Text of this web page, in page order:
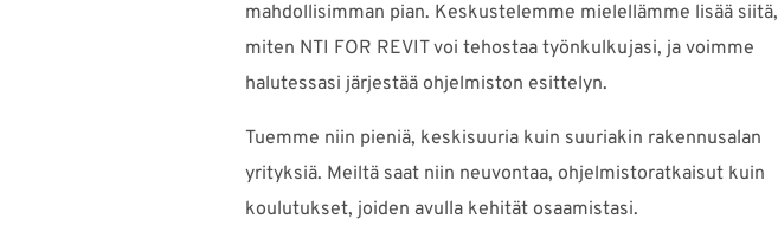
mahdollisimman pian. Keskustelemme mielellämme lisää siitä,
miten NTI FOR REVIT voi tehostaa työnkulkujasi, ja voimme
halutessasi järjestää ohjelmiston esittelyn.
Tuemme niin pieniä, keskisuuria kuin suuriakin rakennusalan
yrityksiä. Meiltä saat niin neuvontaa, ohjelmistoratkaisut kuin
koulutukset, joiden avulla kehität osaamistasi.